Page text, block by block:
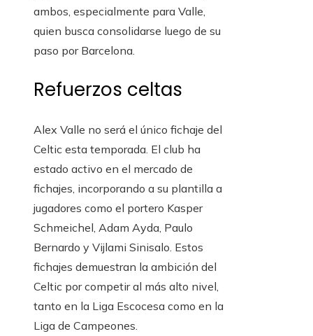
ambos, especialmente para Valle,
quien busca consolidarse luego de su
paso por Barcelona.
Refuerzos celtas
Alex Valle no será el único fichaje del
Celtic esta temporada. El club ha
estado activo en el mercado de
fichajes, incorporando a su plantilla a
jugadores como el portero Kasper
Schmeichel, Adam Ayda, Paulo
Bernardo y Vijlami Sinisalo. Estos
fichajes demuestran la ambición del
Celtic por competir al más alto nivel,
tanto en la Liga Escocesa como en la
Liga de Campeones.